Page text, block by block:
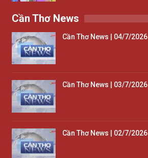
Cần Thơ News
Cần Thơ News | 04/7/2026
Cần Thơ News | 03/7/2026
Cần Thơ News | 02/7/2026